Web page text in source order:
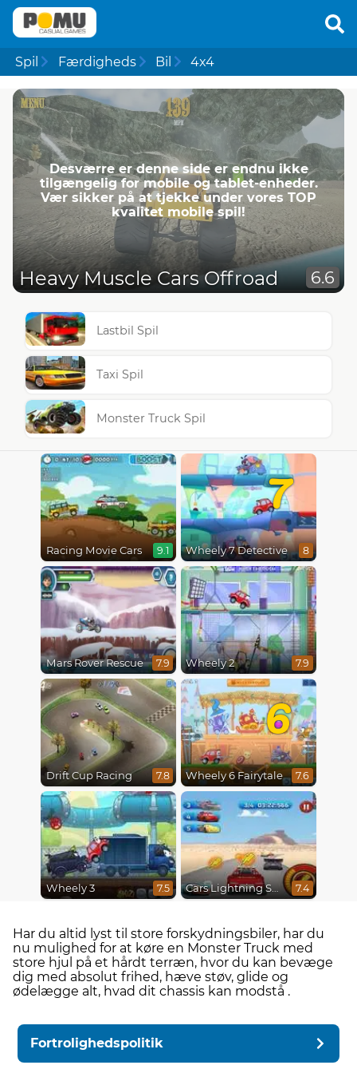
Spil Færdigheds Bil 4x4
Desværre er denne side er endnu ikke
tilgængelig for mobile og tablet-enheder.
Vær sikker på at tjekke under vores TOP
kvalitet mobile spil!
Heavy Muscle Cars Offroad 6.6
Lastbil Spil
Taxi Spil
Monster Truck Spil
Racing Movie Cars 9.1
7
Wheely 7 Detective 8
Mars Rover Rescue 7.9 Wheely 2 7.9
Drift Cup Racing 7.8
6
Wheely 6 Fairytale 7.6
Wheely 3 7.5 Cars Lightning Speed 7.4
Har du altid lyst til store forskydningsbiler, har du
nu mulighed for at køre en Monster Truck med
store hjul på et hårdt terræn, hvor du kan bevæge
dig med absolut frihed, hæve støv, glide og
ødelægge alt, hvad dit chassis kan modstå .
Fortrolighedspolitik